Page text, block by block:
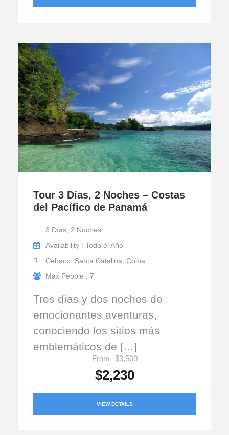
Tour 3 Días, 2 Noches – Costas
del Pacífico de Panamá
3 Días, 2 Noches
Availability : Todo el Año
Cebaco, Santa Catalina, Coiba
Max People : 7
Tres días y dos noches de
emocionantes aventuras,
conociendo los sitios más
emblemáticos de […]
From $3,500
$2,230
VIEW DETAILS